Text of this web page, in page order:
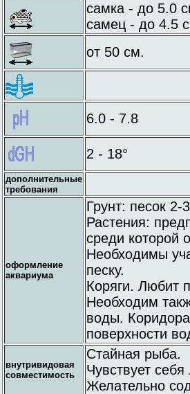
самка - до 5.0
самец - до 4.5
от 50 см.
6.0 - 7.8
2 - 18°
дополнительные
требования
оформление
аквариума
Грунт: песок
Растения:
среди которой
Необходимы
песку.
Коряги. Любит
Необходим
воды.
поверхности
внутривидовая
совместимость
Стайная рыба.
Чувствует
Желательно